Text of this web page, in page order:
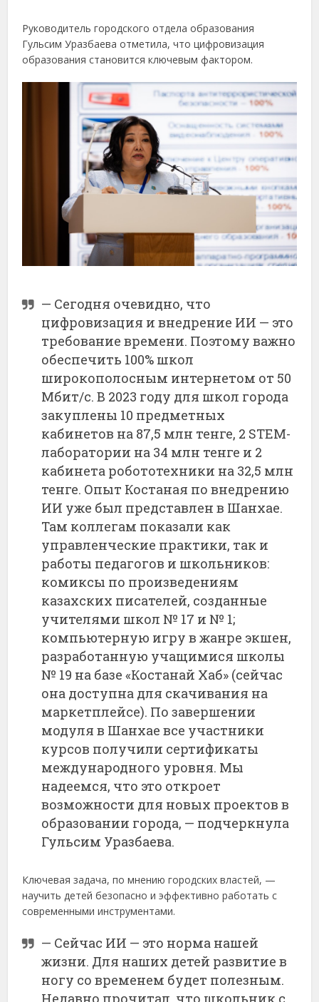
Руководитель городского отдела образования
Гульсим Уразбаева отметила, что цифровизация
образования становится ключевым фактором.
— Сегодня очевидно, что
цифровизация и внедрение ИИ — это
требование времени. Поэтому важно
обеспечить 100% школ
широкополосным интернетом от 50
Мбит/с. В 2023 году для школ города
закуплены 10 предметных
кабинетов на 87,5 млн тенге, 2 STEM-
лаборатории на 34 млн тенге и 2
кабинета робототехники на 32,5 млн
тенге. Опыт Костаная по внедрению
ИИ уже был представлен в Шанхае.
Там коллегам показали как
управленческие практики, так и
работы педагогов и школьников:
комиксы по произведениям
казахских писателей, созданные
учителями школ № 17 и № 1;
компьютерную игру в жанре экшен,
разработанную учащимися школы
№ 19 на базе «Костанай Хаб» (сейчас
она доступна для скачивания на
маркетплейсе). По завершении
модуля в Шанхае все участники
курсов получили сертификаты
международного уровня. Мы
надеемся, что это откроет
возможности для новых проектов в
образовании города, — подчеркнула
Гульсим Уразбаева.
Ключевая задача, по мнению городских властей, —
научить детей безопасно и эффективно работать с
современными инструментами.
— Сейчас ИИ — это норма нашей
жизни. Для наших детей развитие в
ногу со временем будет полезным.
Недавно прочитал, что школьник с